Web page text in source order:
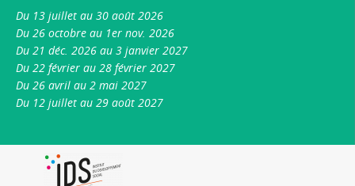
Du 13 juillet au 30 août 2026
Du 26 octobre au 1er nov. 2026
Du 21 déc. 2026 au 3 janvier 2027
Du 22 février au 28 février 2027
Du 26 avril au 2 mai 2027
Du 12 juillet au 29 août 2027